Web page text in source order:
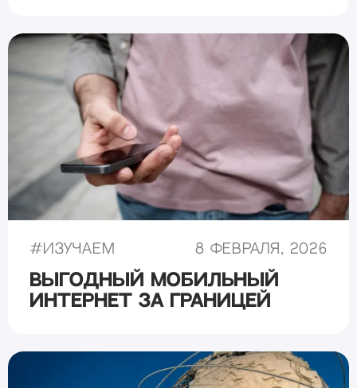
#Изучаем 8 февраля, 2026
Выгодный мобильный
интернет за границей